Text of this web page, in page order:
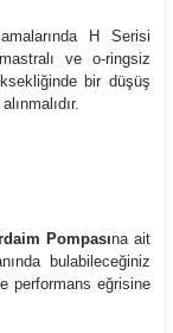
H Serisi
ve o-ringsiz
bir düşüş
Pompasına ait
bulabileceğiniz
performans eğrisine